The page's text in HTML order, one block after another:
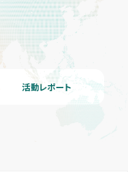
活動レポート